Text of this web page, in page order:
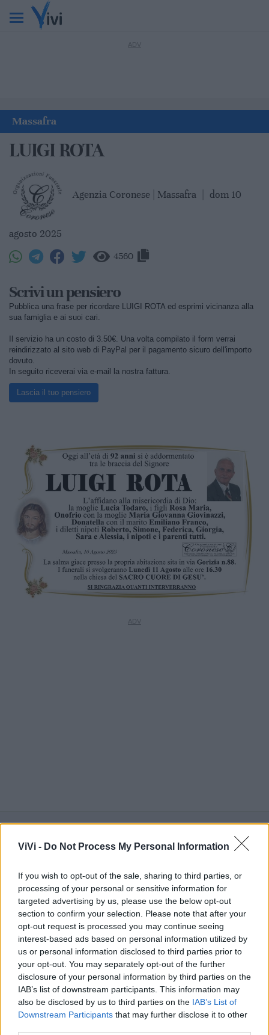
ViVi - Do Not Process My Personal Information
If you wish to opt-out of the sale, sharing to third parties, or
processing of your personal or sensitive information for
targeted advertising by us, please use the below opt-out
section to confirm your selection. Please note that after your
opt-out request is processed you may continue seeing
interest-based ads based on personal information utilized by
us or personal information disclosed to third parties prior to
your opt-out. You may separately opt-out of the further
disclosure of your personal information by third parties on the
IAB’s list of downstream participants. This information may
also be disclosed by us to third parties on the IAB’s List of
Downstream Participants that may further disclose it to other
Massafra
LUIGI ROTA
Agenzia Coronese | Massafra dom 10
agosto 2025
4560
Scrivi un pensiero
Pubblica una frase per ricordare LUIGI ROTA ed esprimi vicinanza alla
sua famiglia e ai suoi cari.
Il servizio ha un costo di 3.50€. Una volta compilato il form verrai
reindirizzato al sito web di PayPal per il pagamento sicuro dell'importo
dovuto.
In seguito riceverai via e-mail la nostra fattura.
Lascia il tuo pensiero
Cia Agricoltori Italiani | Puglia - Area Due
Mari